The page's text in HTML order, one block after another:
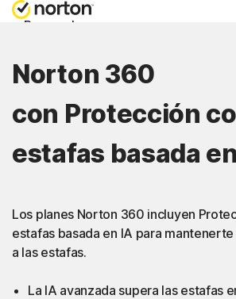
Personal
Pequeñas empresas
Recursos
Prueba gratis
Hispanoamérica
Norton 360
con Protección
estafas basada
Los planes Norton 360 incluyen
estafas basada en IA para
a las estafas.
La IA avanzada supera las estafas